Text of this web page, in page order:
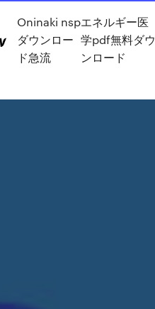
Oninaki nsp
ダウンロー
ド急流
エネルギー医
学pdf無料ダウ
ンロード